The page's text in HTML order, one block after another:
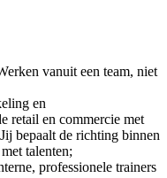
vanuit een team, niet
en
retail en commercie met
bepaalt de richting binnen
talenten;
professionele trainers